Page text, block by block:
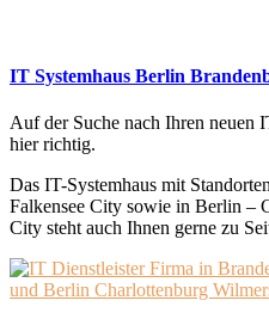
IT Systemhaus Berlin
Auf der Suche nach Ihren
hier richtig.
Das IT-Systemhaus mit
Falkensee City sowie in Berlin –
City steht auch Ihnen gerne zu